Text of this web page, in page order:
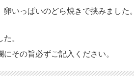
いっぱいのどら焼きで挟みました。
。
その旨必ずご記入ください。